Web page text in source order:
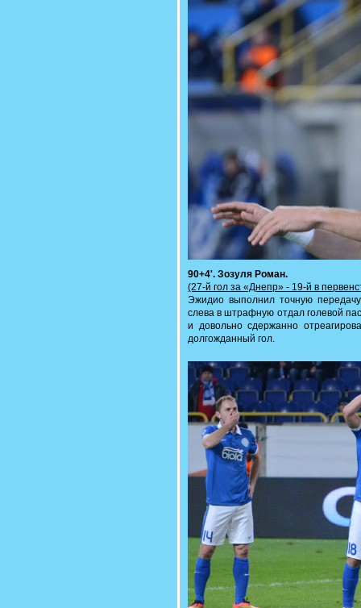
90+4'. Зозуля Роман.
(27-й гол за «Днепр» - 19-й в
Эжидио выполнил точную
слева в штрафную отдал голевой
и довольно сдержанно
долгожданный гол.